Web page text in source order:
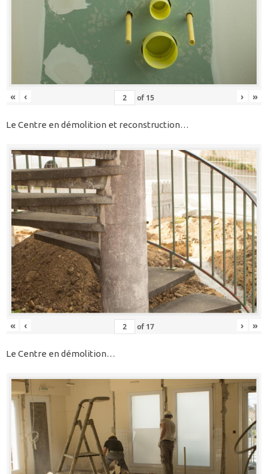
« ‹ of 15 › »
Le Centre en démolition et reconstruction…
« ‹ of 17 › »
Le Centre en démolition…